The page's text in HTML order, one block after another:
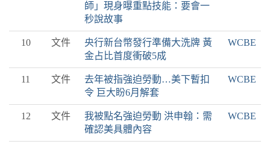
師」現身曝重點技能：要會一
秒說故事
10 文件
央行新台幣發行準備大洗牌 黃
金占比首度衝破5成
WCBE
11 文件
去年被指強迫勞動…美下暫扣
令 巨大盼6月解套
WCBE
12 文件
我被點名強迫勞動 洪申翰：需
確認美具體內容
WCBE